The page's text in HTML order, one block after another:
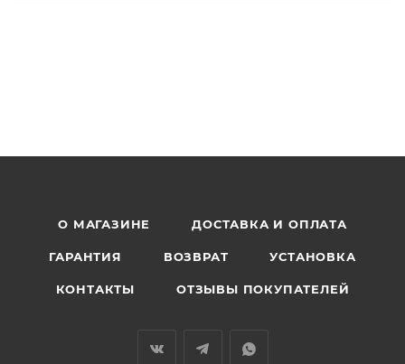
О МАГАЗИНЕ ДОСТАВКА И ОПЛАТА
ГАРАНТИЯ ВОЗВРАТ УСТАНОВКА
КОНТАКТЫ ОТЗЫВЫ ПОКУПАТЕЛЕЙ